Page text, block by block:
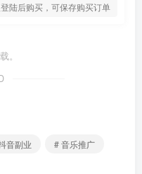
陆后购买，可保存购买订单
。
音副业
# 音乐推广